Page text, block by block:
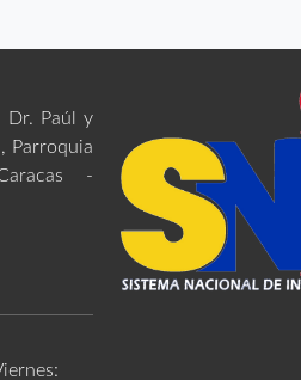
Dr. Paúl y
Parroquia
-